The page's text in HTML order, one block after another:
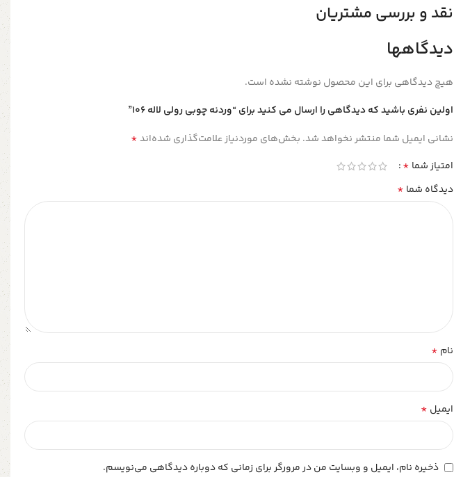
نقد و بررسی مشتریان
دیدگاهها
هیچ دیدگاهی برای این محصول نوشته نشده است.
اولین نفری باشید که دیدگاهی را ارسال می کنید برای “وردنه چوبی رولی لاله 106”
نشانی ایمیل شما منتشر نخواهد شد. بخش‌های موردنیاز علامت‌گذاری شده‌اند*
امتیاز شما *
دیدگاه شما *
نام *
ایمیل *
ذخیره نام، ایمیل و وبسایت من در مرورگر برای زمانی که دوباره دیدگاهی می‌نویسم.